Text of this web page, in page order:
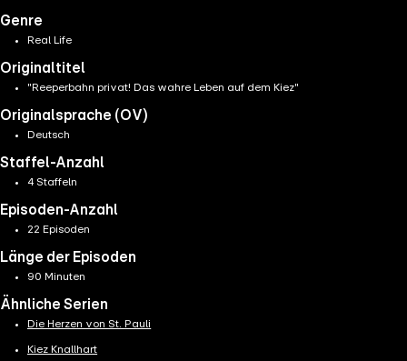
Genre
Real Life
Originaltitel
"Reeperbahn privat! Das wahre Leben auf dem Kiez"
Originalsprache (OV)
Deutsch
Staffel-Anzahl
4 Staffeln
Episoden-Anzahl
22 Episoden
Länge der Episoden
90 Minuten
Ähnliche Serien
Die Herzen von St. Pauli
Kiez Knallhart